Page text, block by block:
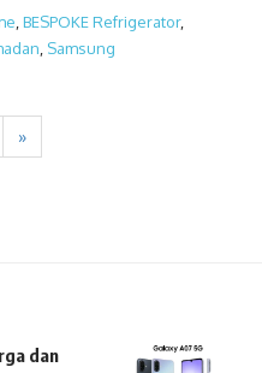
,BESPOKE Refrigerator,
, Samsung
»
dan